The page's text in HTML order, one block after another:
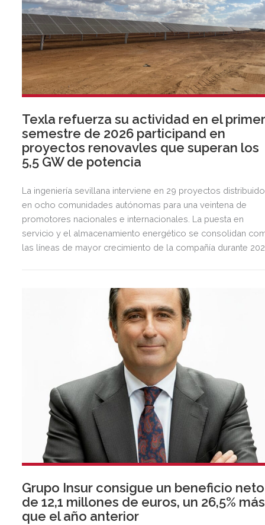
Texla refuerza su actividad en el
semestre de 2026 participand en
proyectos renovavles que superan los
5,5 GW de potencia
La ingeniería sevillana interviene en 29 proyectos
en ocho comunidades autónomas para una veintena de
promotores nacionales e internacionales. La puesta en
servicio y el almacenamiento energético se consolidan
las líneas de mayor crecimiento de la compañía durante
Grupo Insur consigue un beneficio neto
de 12,1 millones de euros, un 26,5% más
que el año anterior